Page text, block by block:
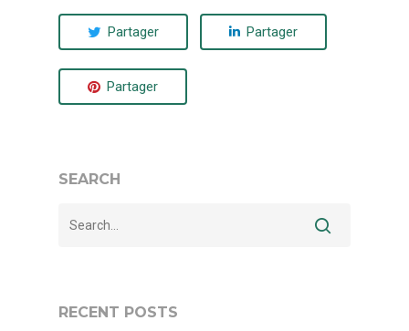
Partager Partager
Partager
SEARCH
RECENT POSTS